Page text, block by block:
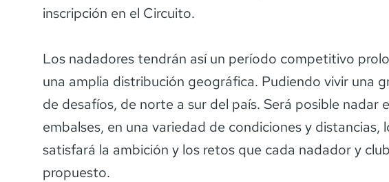
inscripción en el Circuito.
Los nadadores tendrán así un período competitivo
una amplia distribución geográfica. Pudiendo vivir una
de desafíos, de norte a sur del país. Será posible nadar
embalses, en una variedad de condiciones y distancias,
satisfará la ambición y los retos que cada nadador y
propuesto.